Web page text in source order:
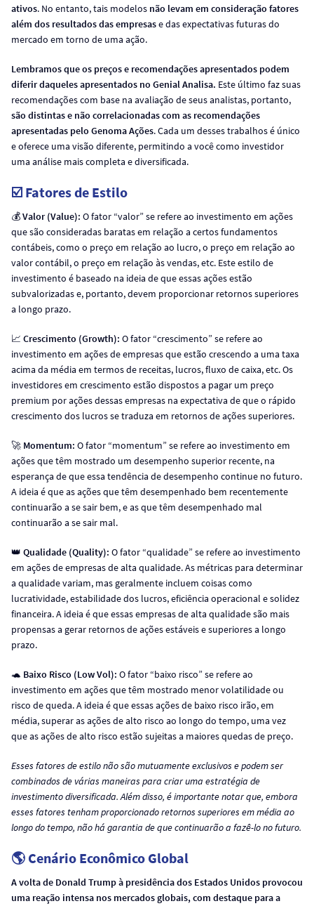
ativos. No entanto, tais modelos não levam em consideração fatores
além dos resultados das empresase das expectativas futuras do
mercado em torno de uma ação.
Lembramos que os preços e recomendações apresentados podem
diferir daqueles apresentados no Genial Analisa. Este último faz suas
recomendações com base na avaliação de seus analistas, portanto,
são distintas e não correlacionadas com as recomendações
apresentadas pelo Genoma Ações. Cada um desses trabalhos é único
e oferece uma visão diferente, permitindo a você como investidor
uma análise mais completa e diversificada.
☑️ Fatores de Estilo
💰Valor (Value): O fator “valor” se refere ao investimento em ações
que são consideradas baratas em relação a certos fundamentos
contábeis, como o preço em relação ao lucro, o preço em relação ao
valor contábil, o preço em relação às vendas, etc. Este estilo de
investimento é baseado na ideia de que essas ações estão
subvalorizadas e, portanto, devem proporcionar retornos superiores
a longo prazo.
📈 Crescimento (Growth): O fator “crescimento” se refere ao
investimento em ações de empresas que estão crescendo a uma taxa
acima da média em termos de receitas, lucros, fluxo de caixa, etc. Os
investidores em crescimento estão dispostos a pagar um preço
premium por ações dessas empresas na expectativa de que o rápido
crescimento dos lucros se traduza em retornos de ações superiores.
🚀 Momentum: O fator “momentum” se refere ao investimento em
ações que têm mostrado um desempenho superior recente, na
esperança de que essa tendência de desempenho continue no futuro.
A ideia é que as ações que têm desempenhado bem recentemente
continuarão a se sair bem, e as que têm desempenhado mal
continuarão a se sair mal.
👑 Qualidade (Quality): O fator “qualidade” se refere ao investimento
em ações de empresas de alta qualidade. As métricas para determinar
a qualidade variam, mas geralmente incluem coisas como
lucratividade, estabilidade dos lucros, eficiência operacional e solidez
financeira. A ideia é que essas empresas de alta qualidade são mais
propensas a gerar retornos de ações estáveis e superiores a longo
prazo.
🐢 Baixo Risco (Low Vol): O fator “baixo risco” se refere ao
investimento em ações que têm mostrado menor volatilidade ou
risco de queda. A ideia é que essas ações de baixo risco irão, em
média, superar as ações de alto risco ao longo do tempo, uma vez
que as ações de alto risco estão sujeitas a maiores quedas de preço.
Esses fatores de estilo não são mutuamente exclusivos e podem ser
combinados de várias maneiras para criar uma estratégia de
investimento diversificada. Além disso, é importante notar que, embora
esses fatores tenham proporcionado retornos superiores em média ao
longo do tempo, não há garantia de que continuarão a fazê-lo no futuro.
🌎 Cenário Econômico Global
A volta de Donald Trump à presidência dos Estados Unidos provocou
uma reação intensa nos mercados globais, com destaque para a